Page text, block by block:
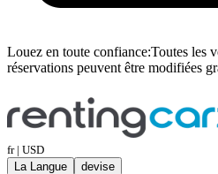
Louez en toute confiance:Toutes les
réservations peuvent être modifiées
fr | USD
La Langue
devise